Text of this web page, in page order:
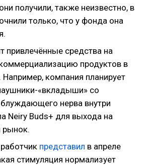
получили, также неизвестно, в
только, что у фонда она
привлечённые средства на
продуктов в
компания планирует
«вкладыши» со
нерва внутри
Neiry Buds+ для выхода на
рынок.
представил в апреле
стимуляция нормализует